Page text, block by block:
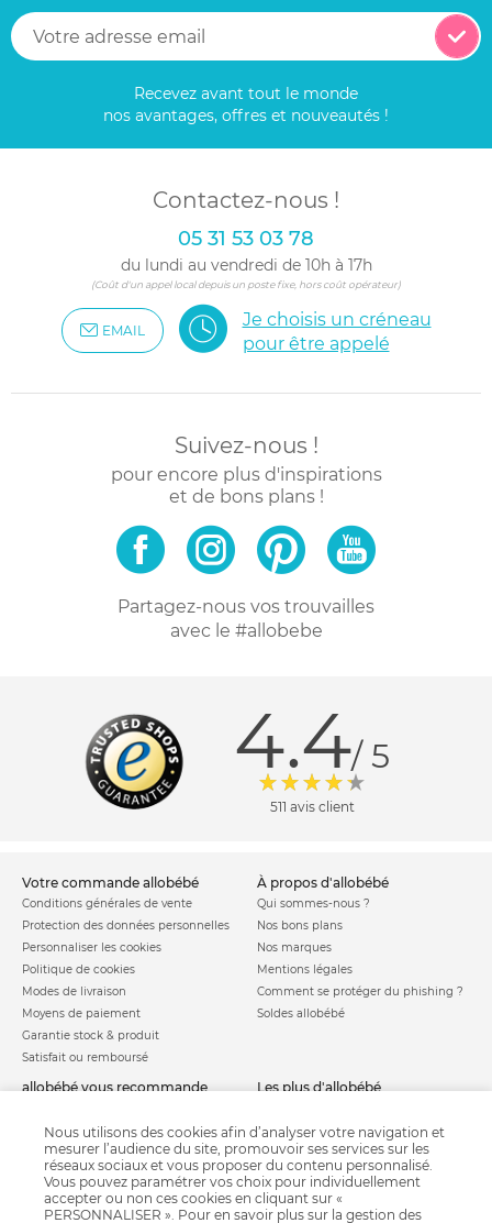
Recevez avant tout le monde
nos avantages, offres et nouveautés !
Contactez-nous !
05 31 53 03 78
du lundi au vendredi de 10h à 17h
(Coût d'un appel local depuis un poste fixe, hors coût opérateur)
EMAIL
Je choisis un créneau
pour être appelé
Suivez-nous !
pour encore plus d'inspirations
et de bons plans !
Partagez-nous vos trouvailles
avec le #allobebe
4.4/ 5
511 avis client
votre commande allobébé
Conditions générales de vente
Protection des données personnelles
Personnaliser les cookies
Politique de cookies
Modes de livraison
Moyens de paiement
Garantie stock & produit
Satisfait ou remboursé
à propos d'allobébé
Qui sommes-nous ?
Nos bons plans
Nos marques
Mentions légales
Comment se protéger du phishing ?
Soldes allobébé
allobébé vous recommande
Nos labels
Nos licences
Besoin d'aide ?
FAQ
les plus d'allobébé
Infos conseils
Jeux concours
Valise de maternité
Parrainage
Nous utilisons des cookies afin d’analyser votre navigation et
mesurer l’audience du site, promouvoir ses services sur les
réseaux sociaux et vous proposer du contenu personnalisé.
Vous pouvez paramétrer vos choix pour individuellement
accepter ou non ces cookies en cliquant sur «
PERSONNALISER ». Pour en savoir plus sur la gestion des